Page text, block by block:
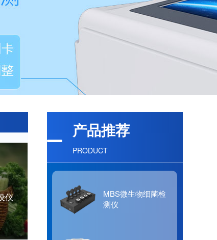
仪
产品推荐
PRODUCT
MBS微生物细菌检
测仪